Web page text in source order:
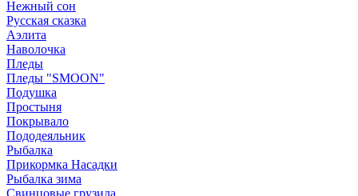
Нежный сон
Русская сказка
Аэлита
Наволочка
Пледы
Пледы "SMOON"
Подушка
Простыня
Покрывало
Пододеяльник
Рыбалка
Прикормка Насадки
Рыбалка зима
Свинцовые грузила